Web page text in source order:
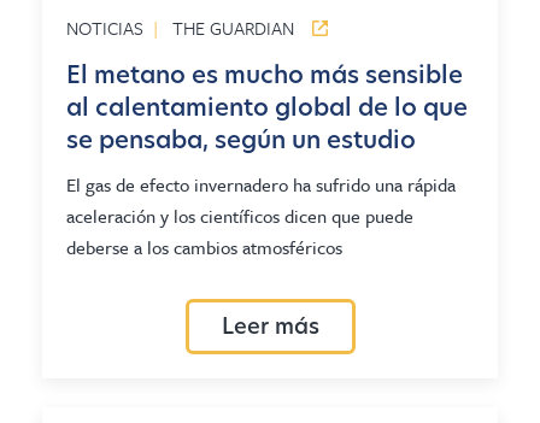
NOTICIAS | THE GUARDIAN
El metano es mucho más sensible
al calentamiento global de lo que
se pensaba, según un estudio
El gas de efecto invernadero ha sufrido una rápida
aceleración y los científicos dicen que puede
deberse a los cambios atmosféricos
Leer más